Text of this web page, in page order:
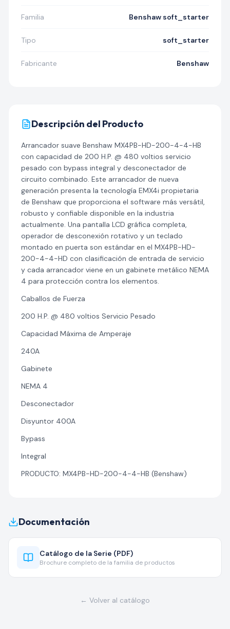
Familia Benshaw soft_starter
Tipo soft_starter
Fabricante Benshaw
Descripción del Producto
Arrancador suave Benshaw MX4PB-HD-200-4-4-HB
con capacidad de 200 H.P. @ 480 voltios servicio
pesado con bypass integral y desconectador de
circuito combinado. Este arrancador de nueva
generación presenta la tecnología EMX4i propietaria
de Benshaw que proporciona el software más versátil,
robusto y confiable disponible en la industria
actualmente. Una pantalla LCD gráfica completa,
operador de desconexión rotativo y un teclado
montado en puerta son estándar en el MX4PB-HD-
200-4-4-HD con clasificación de entrada de servicio
y cada arrancador viene en un gabinete metálico NEMA
4 para protección contra los elementos.
Caballos de Fuerza
200 H.P. @ 480 voltios Servicio Pesado
Capacidad Máxima de Amperaje
240A
Gabinete
NEMA 4
Desconectador
Disyuntor 400A
Bypass
Integral
PRODUCTO: MX4PB-HD-200-4-4-HB (Benshaw)
Documentación
Catálogo de la Serie (PDF)
Brochure completo de la familia de productos
← Volver al catálogo